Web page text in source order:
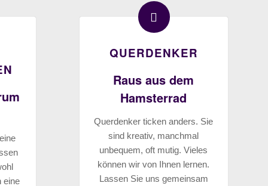
eine
QUERDENKER
Raus aus dem
Hamsterrad
Querdenker ticken anders. Sie
sind kreativ, manchmal
unbequem, oft mutig. Vieles
können wir von Ihnen lernen.
Lassen Sie uns gemeinsam